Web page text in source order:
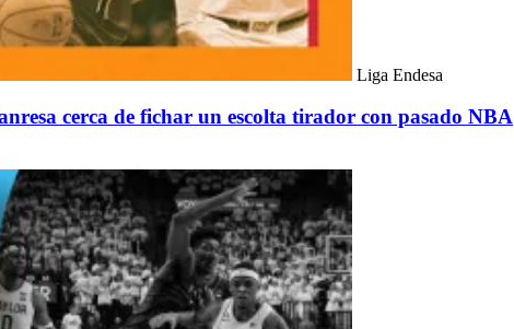
Liga Endesa
cerca de fichar un escolta tirador con pasado NBA